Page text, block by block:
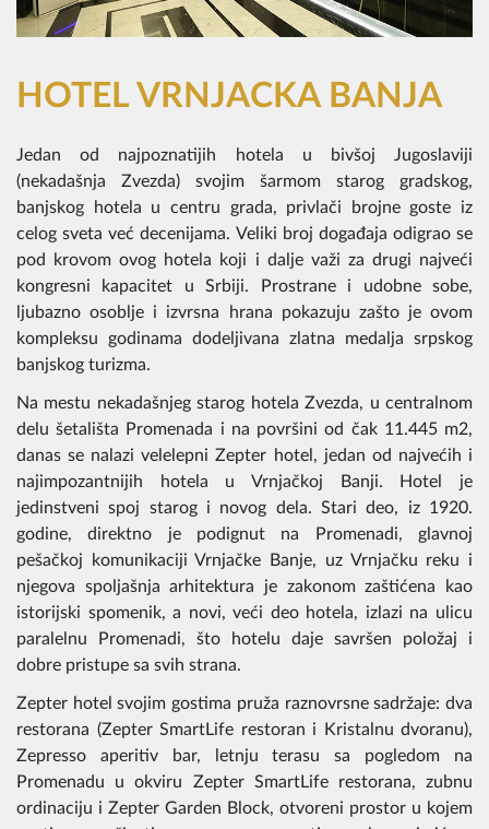
HOTEL VRNJACKA BANJA
Jedan od najpoznatijih hotela u bivšoj Jugoslaviji
(nekadašnja Zvezda) svojim šarmom starog gradskog,
banjskog hotela u centru grada, privlači brojne goste iz
celog sveta već decenijama. Veliki broj događaja odigrao se
pod krovom ovog hotela koji i dalje važi za drugi najveći
kongresni kapacitet u Srbiji. Prostrane i udobne sobe,
ljubazno osoblje i izvrsna hrana pokazuju zašto je ovom
kompleksu godinama dodeljivana zlatna medalja srpskog
banjskog turizma.
Na mestu nekadašnjeg starog hotela Zvezda, u centralnom
delu šetališta Promenada i na površini od čak 11.445 m2,
danas se nalazi velelepni Zepter hotel, jedan od najvećih i
najimpozantnijih hotela u Vrnjačkoj Banji. Hotel je
jedinstveni spoj starog i novog dela. Stari deo, iz 1920.
godine, direktno je podignut na Promenadi, glavnoj
pešačkoj komunikaciji Vrnjačke Banje, uz Vrnjačku reku i
njegova spoljašnja arhitektura je zakonom zaštićena kao
istorijski spomenik, a novi, veći deo hotela, izlazi na ulicu
paralelnu Promenadi, što hotelu daje savršen položaj i
dobre pristupe sa svih strana.
Zepter hotel svojim gostima pruža raznovrsne sadržaje: dva
restorana (Zepter SmartLife restoran i Kristalnu dvoranu),
Zepresso aperitiv bar, letnju terasu sa pogledom na
Promenadu u okviru Zepter SmartLife restorana, zubnu
ordinaciju i Zepter Garden Block, otvoreni prostor u kojem